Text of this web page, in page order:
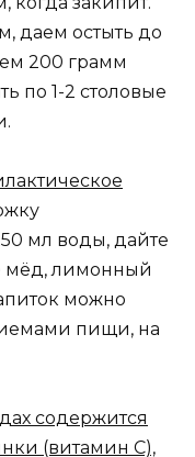
даем остыть до
200 грамм
по 1-2 столовые
мл воды, дайте
мёд, лимонный
можно
пищи, на
содержится
(витамин С),